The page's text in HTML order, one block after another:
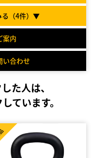
（4件）▼
案内
い合わせ
た人は、
ています。
新品